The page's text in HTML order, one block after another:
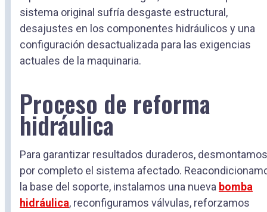
sistema original sufría desgaste estructural,
desajustes en los componentes hidráulicos y una
configuración desactualizada para las exigencias
actuales de la maquinaria.
Proceso de reforma
hidráulica
Para garantizar resultados duraderos, desmontamos
por completo el sistema afectado.
la base del soporte, instalamos una nueva bomba
hidráulica, reconfiguramos válvulas, reforzamos